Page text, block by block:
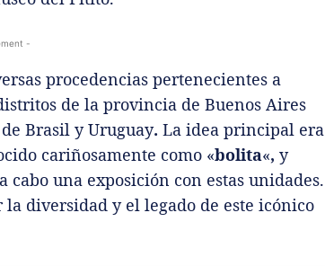
-
procedencias pertenecientes a
de la provincia de Buenos Aires
Brasil y Uruguay. La idea principal era
cariñosamente como «bolita«, y
una exposición con estas unidades.
diversidad y el legado de este icónico